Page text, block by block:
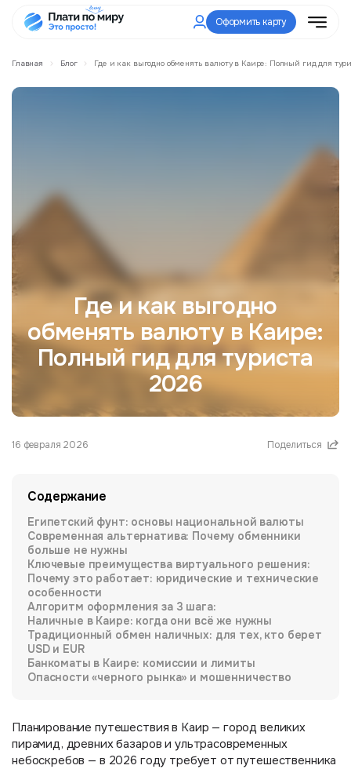
Оформить карту
Главная Блог Где и как выгодно обменять валюту в Каире: Полный гид для
Где и как выгодно
обменять валюту в Каире:
Полный гид для туриста
2026
16 февраля 2026 Поделиться
Содержание
Египетский фунт: основы национальной валюты
Современная альтернатива: Почему обменники
больше не нужны
Ключевые преимущества виртуального решения:
Почему это работает: юридические и технические
особенности
Алгоритм оформления за 3 шага:
Наличные в Каире: когда они всё же нужны
Традиционный обмен наличных: для тех, кто берет
USD и EUR
Банкоматы в Каире: комиссии и лимиты
Опасности «черного рынка» и мошенничество
Планирование путешествия в Каир — город великих
пирамид, древних базаров и ультрасовременных
небоскребов — в 2026 году требует от путешественника